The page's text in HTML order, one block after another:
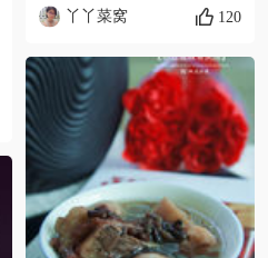
源，选择“益智米糊”功能
丫丫菜窝 120